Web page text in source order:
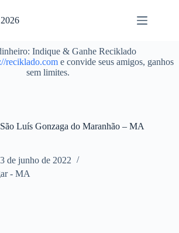
Indique & Ganhe Reciklado
reciklado.come convide seus amigos, ganhos
sem limites.
Luís Gonzaga do Maranhão – MA
de junho de 2022
- MA